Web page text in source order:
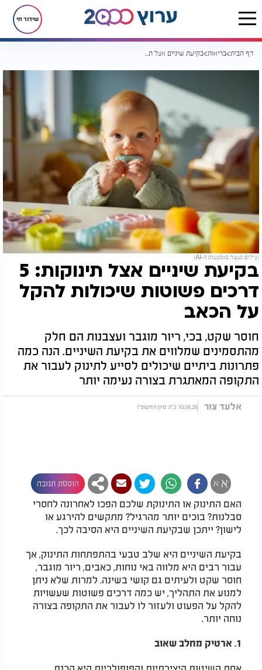
שידור חי
דף הבית בריאות בקיעת שיניים אצל תינוקות: 5 דרכים פשוטות שיכולות להקל על הכאב
(צילום: נעשה באמצעות ה-AI)
בקיעת שיניים אצל תינוקות: 5
דרכים פשוטות שיכולות להקל
על הכאב
חוסר שקט, בכי, ריור מוגבר ועצבנות הם חלק
מהתסמינים שמלווים את בקיעת השיניים. הנה כמה
פתרונות ביתיים שיכולים לסייע לתינוק לעבור את
התקופה המאתגרת בצורה נעימה יותר
אלעד צור 10.06.26 כ"ה סיון התשפ"ו
א א הוספת תגובה
האם התינוק או התינוקת שלכם הפכו לאחרונה לחסרי
סבלנות? בוכים יותר מהרגיל? מתקשים להירגע או
לישון? ייתכן שבקיעת השיניים היא הסיבה לכך.
בקיעת השיניים היא שלב טבעי בהתפתחות התינוק, אך
עבור רבים היא מלווה באי נוחות, כאבים, ריור מוגבר,
חוסר שקט ולעיתים גם קושי בשינה. למרות שלא ניתן
למנוע את התהליך, יש כמה דרכים פשוטות שעשויות
להקל על הפעוט ולעזור לו לעבור את התקופה בצורה
נוחה יותר.
1. ארטיק מחלב שאוב